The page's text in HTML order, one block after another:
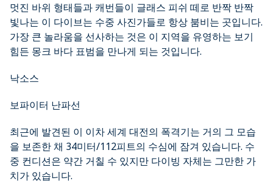
멋진 바위 형태들과 캐번들이 글래스 피쉬 떼로 반짝 반짝
빛나는 이 다이브는 수중 사진가들로 항상 붐비는 곳입니다.
가장 큰 놀라움을 선사하는 것은 이 지역을 유영하는 보기
힘든 몽크 바다 표범을 만나게 되는 것입니다.
낙소스
보파이터 난파선
최근에 발견된 이 이차 세계 대전의 폭격기는 거의 그 모습
을 보존한 채 34미터/112피트의 수심에 잠겨 있습니다. 수
중 컨디션은 약간 거칠 수 있지만 다이빙 자체는 그만한 가
치가 있습니다.